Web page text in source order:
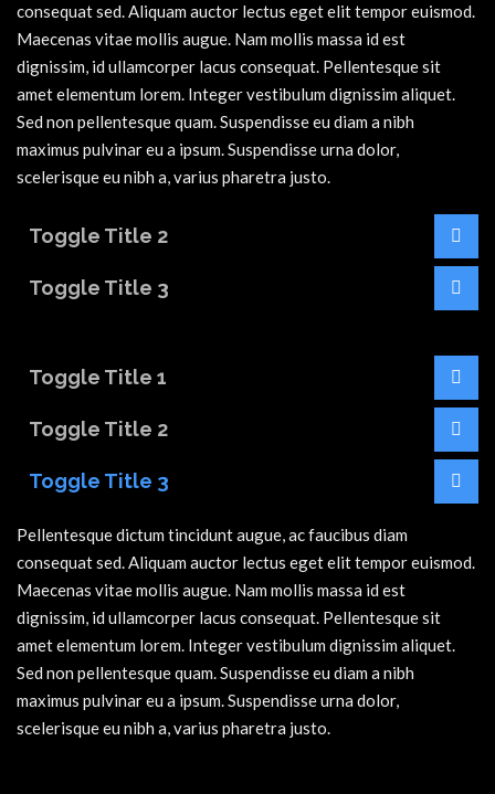
consequat sed. Aliquam auctor lectus eget elit tempor euismod.
Maecenas vitae mollis augue. Nam mollis massa id est
dignissim, id ullamcorper lacus consequat. Pellentesque sit
amet elementum lorem. Integer vestibulum dignissim aliquet.
Sed non pellentesque quam. Suspendisse eu diam a nibh
maximus pulvinar eu a ipsum. Suspendisse urna dolor,
scelerisque eu nibh a, varius pharetra justo.
Toggle Title 2
Toggle Title 3
Toggle Title 1
Toggle Title 2
Toggle Title 3
Pellentesque dictum tincidunt augue, ac faucibus diam
consequat sed. Aliquam auctor lectus eget elit tempor euismod.
Maecenas vitae mollis augue. Nam mollis massa id est
dignissim, id ullamcorper lacus consequat. Pellentesque sit
amet elementum lorem. Integer vestibulum dignissim aliquet.
Sed non pellentesque quam. Suspendisse eu diam a nibh
maximus pulvinar eu a ipsum. Suspendisse urna dolor,
scelerisque eu nibh a, varius pharetra justo.